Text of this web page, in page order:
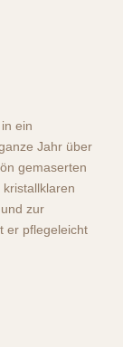
ein
Jahr über
gemaserten
zur
er pflegeleicht